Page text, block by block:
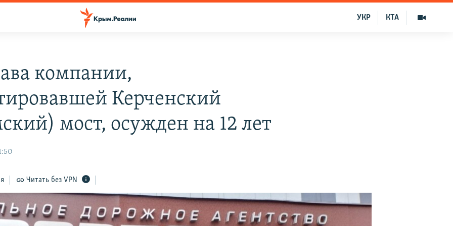
КТА
УКР
компании,
Керченский
мост, осужден на 12 лет
Читать без VPN